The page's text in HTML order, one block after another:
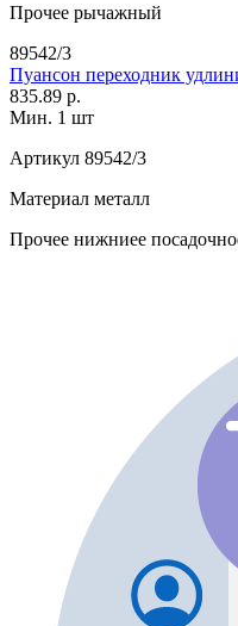
Прочее рычажный
89542/3
Пуансон переходник
835.89 р.
Мин. 1 шт
Артикул 89542/3
Материал металл
Прочее нижниее